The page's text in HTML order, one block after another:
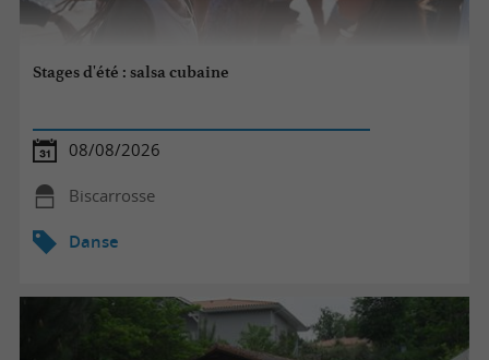
Stages d'été : salsa cubaine
08/08/2026
Biscarrosse
Danse